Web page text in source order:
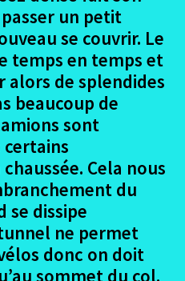
Reina
Navarette
camino aragones
camino Aragones
camino Aragones
camino Aragones
un petit
se couvrir. Le
temps en temps et
alors de splendides
beaucoup de
sont
certains
Cela nous
du
dissipe
ne permet
donc on doit
sommet du col.